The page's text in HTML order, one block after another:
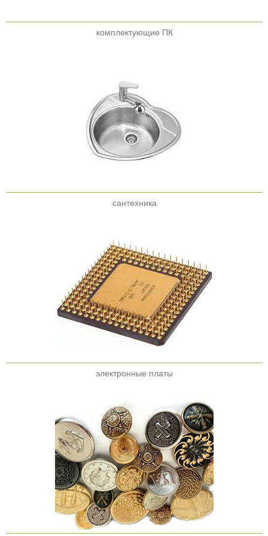
комплектующие ПК
сантехника
электронные платы